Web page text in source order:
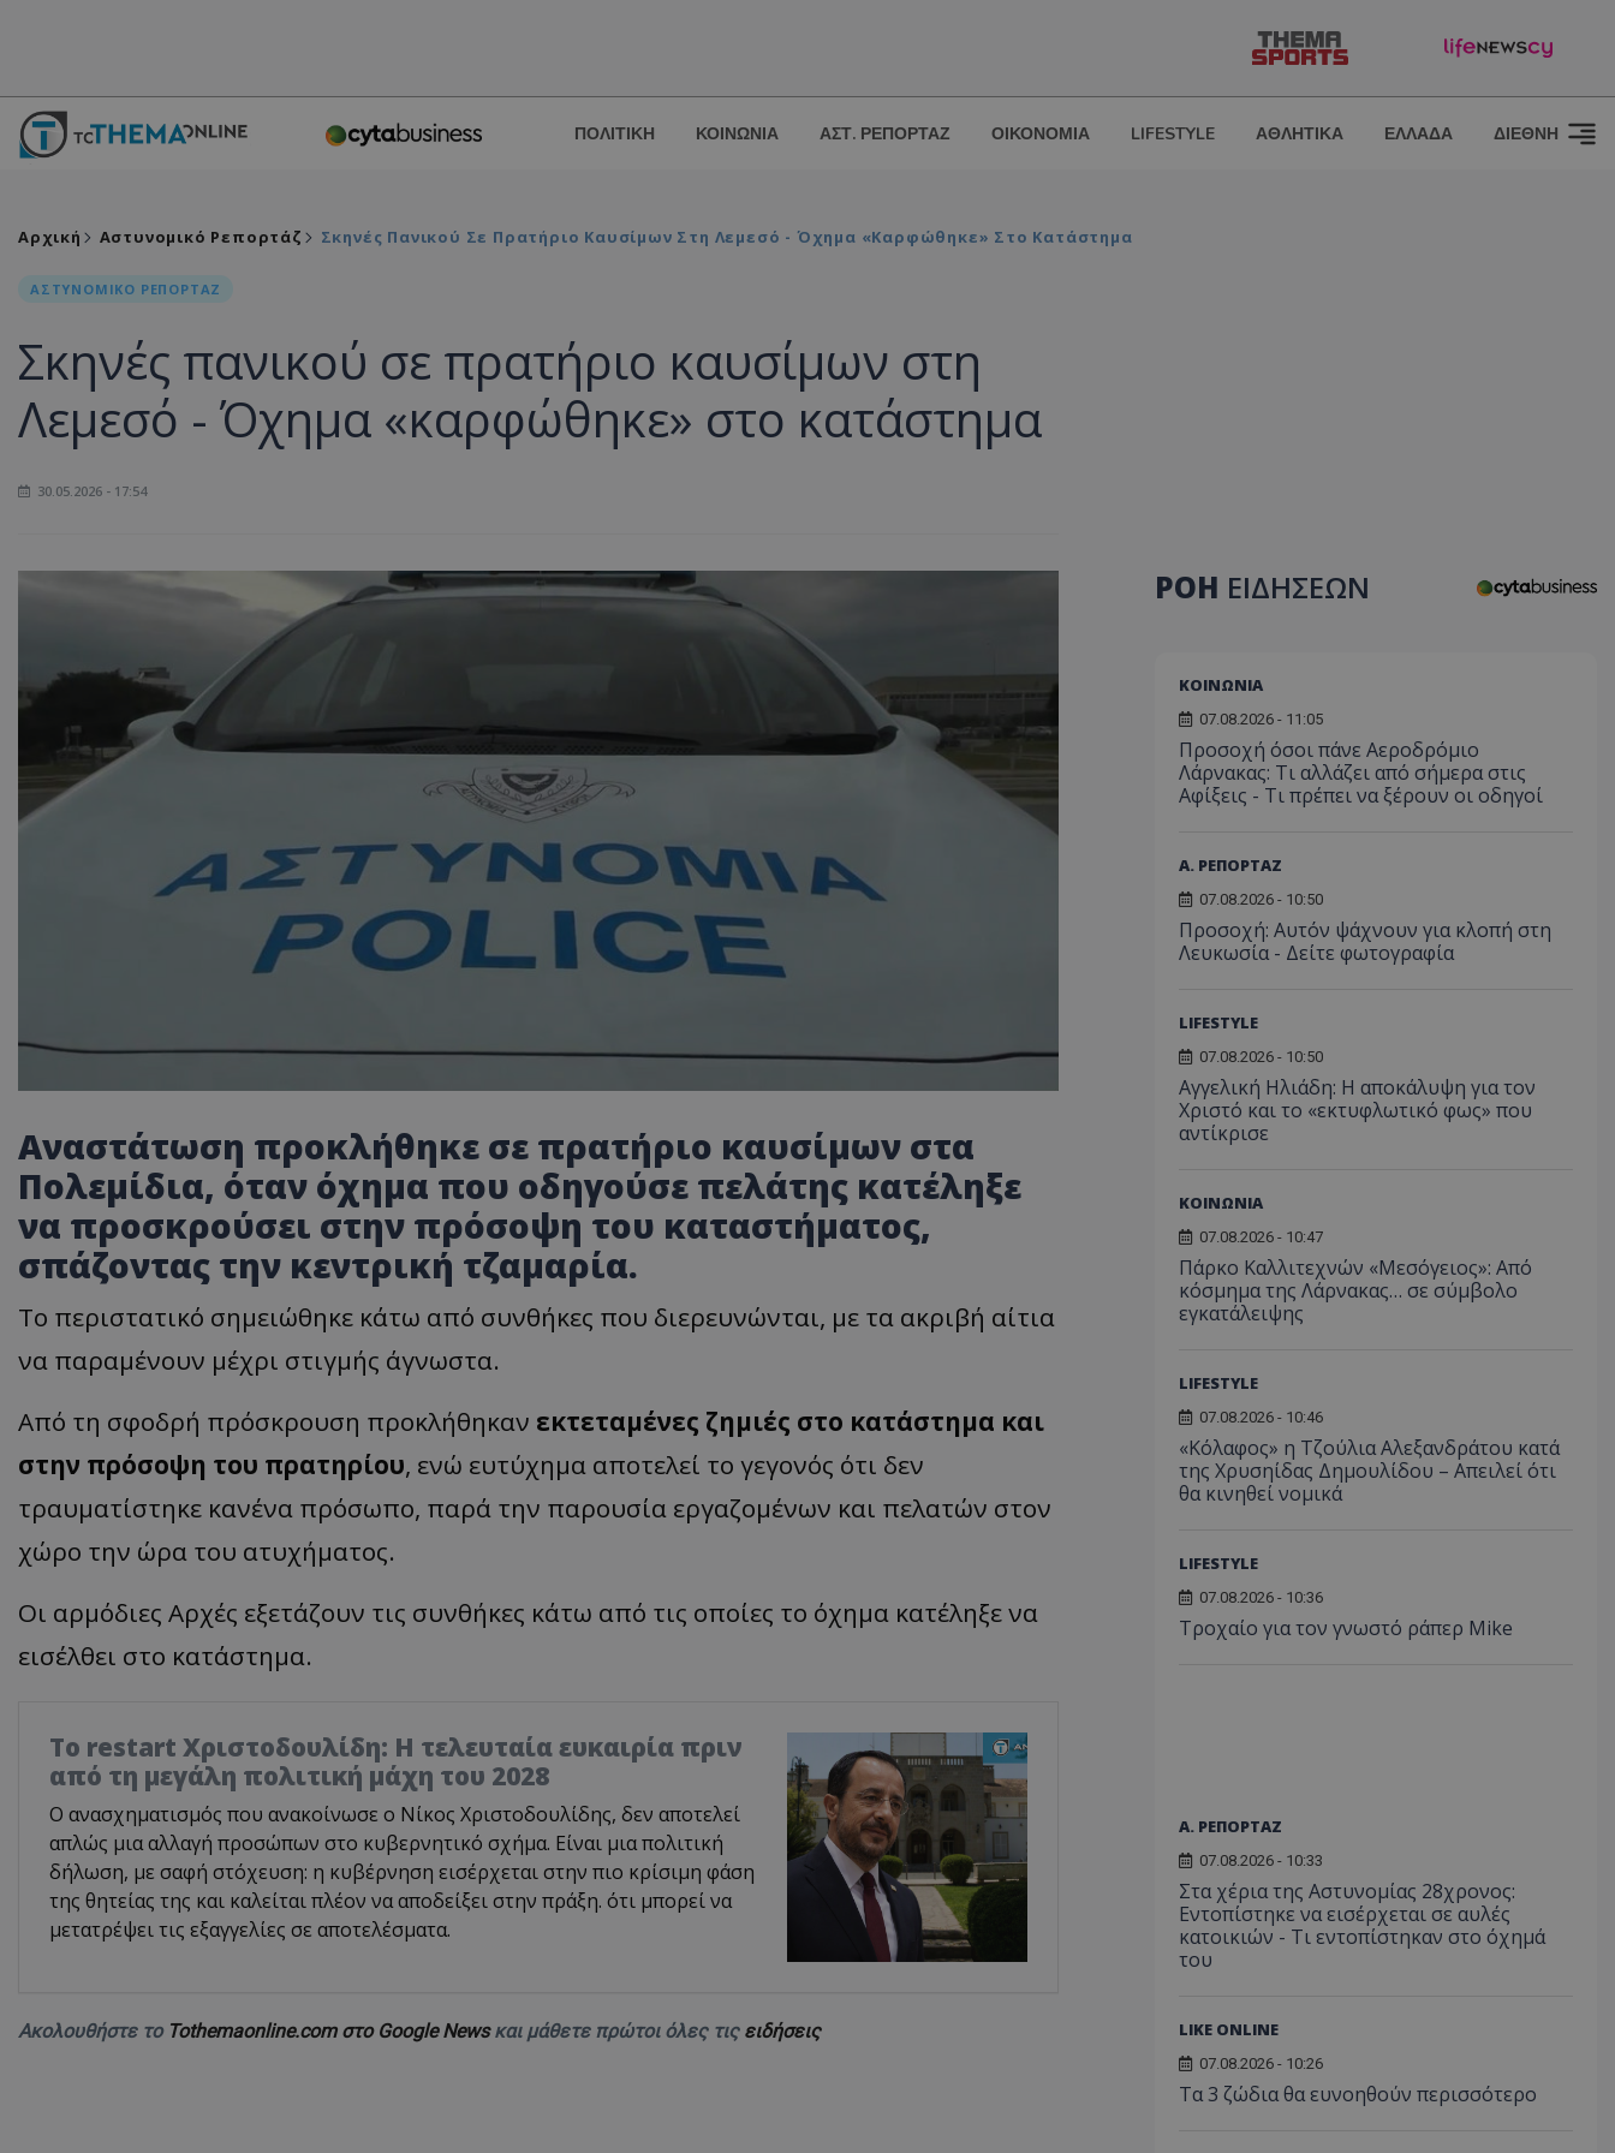
ΠΟΛΙΤΙΚΗ ΚΟΙΝΩΝΙΑ ΑΣΤ. ΡΕΠΟΡΤΑΖ ΟΙΚΟΝΟΜΙΑ LIFESTYLE ΑΘΛΗΤΙΚΑ ΕΛΛΑΔΑ ΔΙΕΘΝΗ
Αρχική Αστυνομικό Ρεπορτάζ Σκηνές Πανικού Σε Πρατήριο Καυσίμων Στη Λεμεσό - Όχημα «καρφώθηκε» Στο Κατάστημα
ΑΣΤΥΝΟΜΙΚΟ ΡΕΠΟΡΤΑΖ
Σκηνές πανικού σε πρατήριο καυσίμων στη
Λεμεσό - Όχημα «καρφώθηκε» στο κατάστημα
30.05.2026 - 17:54
Αναστάτωση προκλήθηκε σε πρατήριο καυσίμων στα
Πολεμίδια, όταν όχημα που οδηγούσε πελάτης κατέληξε
να προσκρούσει στην πρόσοψη του καταστήματος,
σπάζοντας την κεντρική τζαμαρία.
Το περιστατικό σημειώθηκε κάτω από συνθήκες που διερευνώνται, με τα ακριβή αίτια
να παραμένουν μέχρι στιγμής άγνωστα.
Από τη σφοδρή πρόσκρουση προκλήθηκαν εκτεταμένες ζημιές στο κατάστημα και
στην πρόσοψη του πρατηρίου, ενώ ευτύχημα αποτελεί το γεγονός ότι δεν
τραυματίστηκε κανένα πρόσωπο, παρά την παρουσία εργαζομένων και πελατών στον
χώρο την ώρα του ατυχήματος.
Οι αρμόδιες Αρχές εξετάζουν τις συνθήκες κάτω από τις οποίες το όχημα κατέληξε να
εισέλθει στο κατάστημα.
Το restart Χριστοδουλίδη: Η τελευταία ευκαιρία πριν
από τη μεγάλη πολιτική μάχη του 2028
Ο ανασχηματισμός που ανακοίνωσε ο Νίκος Χριστοδουλίδης, δεν αποτελεί
απλώς μια αλλαγή προσώπων στο κυβερνητικό σχήμα. Είναι μια πολιτική
δήλωση, με σαφή στόχευση: η κυβέρνηση εισέρχεται στην πιο κρίσιμη φάση
της θητείας της και καλείται πλέον να αποδείξει στην πράξη. ότι μπορεί να
μετατρέψει τις εξαγγελίες σε αποτελέσματα.
Ακολουθήστε το Tothemaonline.com στο Google Newsκαι μάθετε πρώτοι όλες τις ειδήσεις
ΡΟΗ ΕΙΔΗΣΕΩΝ
ΚΟΙΝΩΝΙΑ
07.08.2026 - 11:05
Προσοχή όσοι πάνε Αεροδρόμιο
Λάρνακας: Τι αλλάζει από σήμερα στις
Αφίξεις - Τι πρέπει να ξέρουν οι οδηγοί
Α. ΡΕΠΟΡΤΑΖ
07.08.2026 - 10:50
Προσοχή: Αυτόν ψάχνουν για κλοπή στη
Λευκωσία - Δείτε φωτογραφία
LIFESTYLE
07.08.2026 - 10:50
Αγγελική Ηλιάδη: Η αποκάλυψη για τον
Χριστό και το «εκτυφλωτικό φως» που
αντίκρισε
ΚΟΙΝΩΝΙΑ
07.08.2026 - 10:47
Πάρκο Καλλιτεχνών «Μεσόγειος»: Από
κόσμημα της Λάρνακας… σε σύμβολο
εγκατάλειψης
LIFESTYLE
07.08.2026 - 10:46
«Κόλαφος» η Τζούλια Αλεξανδράτου κατά
της Χρυσηίδας Δημουλίδου – Απειλεί ότι
θα κινηθεί νομικά
LIFESTYLE
07.08.2026 - 10:36
Τροχαίο για τον γνωστό ράπερ Mike
Α. ΡΕΠΟΡΤΑΖ
07.08.2026 - 10:33
Στα χέρια της Αστυνομίας 28χρονος:
Εντοπίστηκε να εισέρχεται σε αυλές
κατοικιών - Τι εντοπίστηκαν στο όχημά
του
LIKE ONLINE
07.08.2026 - 10:26
Τα 3 ζώδια θα ευνοηθούν περισσότερο